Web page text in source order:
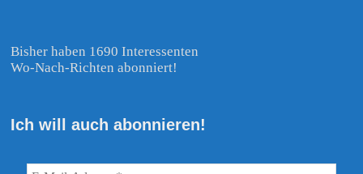
Bisher haben 1690 Interessenten
Wo-Nach-Richten abonniert!
Ich will auch abonnieren!